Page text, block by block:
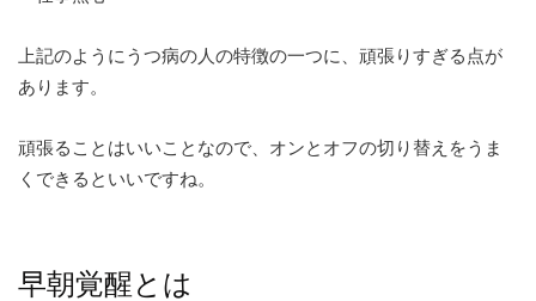
上記のようにうつ病の人の特徴の一つに、頑張りすぎる点が
あります。
頑張ることはいいことなので、オンとオフの切り替えをうま
くできるといいですね。
早朝覚醒とは